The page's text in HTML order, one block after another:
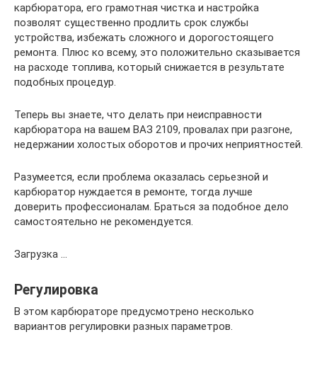
карбюратора, его грамотная чистка и настройка
позволят существенно продлить срок службы
устройства, избежать сложного и дорогостоящего
ремонта. Плюс ко всему, это положительно сказывается
на расходе топлива, который снижается в результате
подобных процедур.
Теперь вы знаете, что делать при неисправности
карбюратора на вашем ВАЗ 2109, провалах при разгоне,
недержании холостых оборотов и прочих неприятностей.
Разумеется, если проблема оказалась серьезной и
карбюратор нуждается в ремонте, тогда лучше
доверить профессионалам. Браться за подобное дело
самостоятельно не рекомендуется.
Загрузка …
Регулировка
В этом карбюраторе предусмотрено несколько
вариантов регулировки разных параметров.